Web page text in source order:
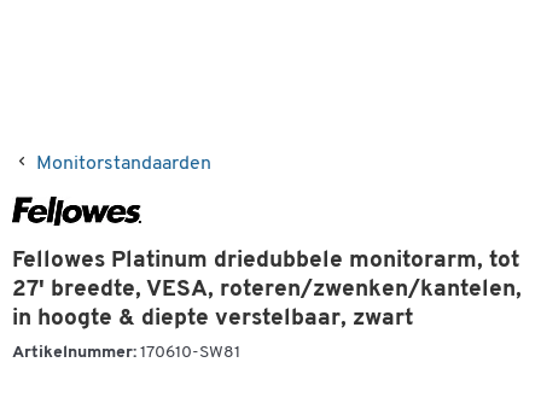
Monitorstandaarden
Fellowes Platinum driedubbele monitorarm, tot
27' breedte, VESA, roteren/zwenken/kantelen,
in hoogte & diepte verstelbaar, zwart
Artikelnummer: 170610-SW81